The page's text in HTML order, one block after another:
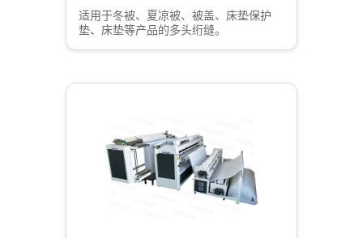
适用于冬被、夏凉被、被盖、床垫保护
垫、床垫等产品的多头绗缝。